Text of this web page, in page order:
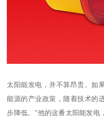
太阳能发电，并不算昂贵。如
能源的产业政策，随着技术的
步降低。”他的这番太阳能发电